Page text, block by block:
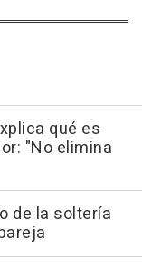
qué es
"No elimina
de la soltería